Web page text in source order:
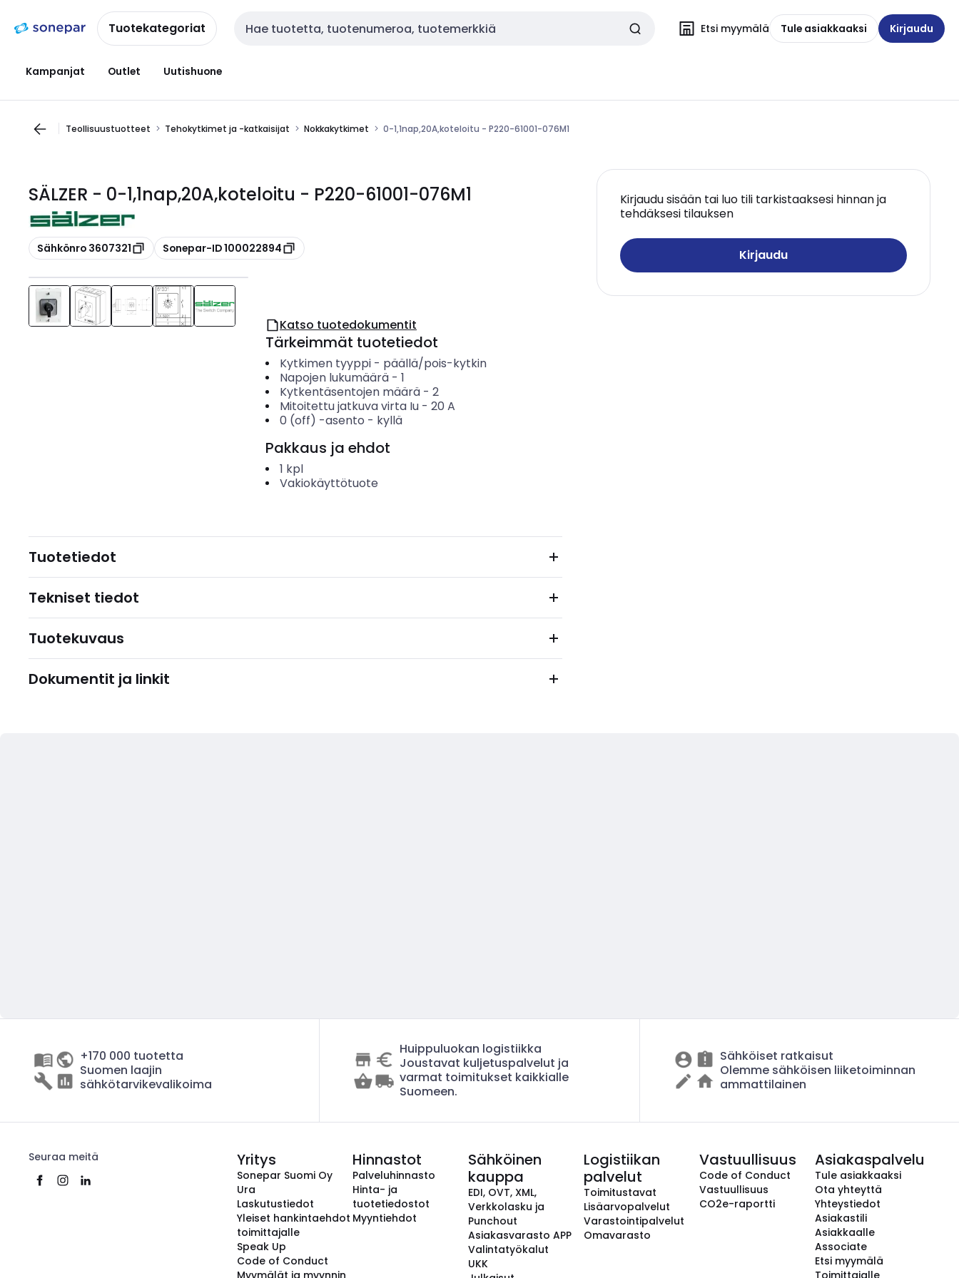
navigointiinsisältöönTuotekategoriat Haku Etsi myymälä Tule asiakkaaksi Kirjaudu
Kampanjat Outlet Uutishuone
Teollisuustuotteet Tehokytkimet ja -katkaisijat Nokkakytkimet 0-1,1nap,20A,koteloitu - P220-61001-076M1
SÄLZER - 0-1,1nap,20A,koteloitu - P220-61001-076M1
Kopioi
Sähkönro 3607321 Kopioi
Sonepar-ID 100022894
Kirjaudu sisään tai luo tili tarkistaaksesi hinnan ja
tehdäksesi tilauksen
Kirjaudu
Katso tuotedokumentit
Tärkeimmät tuotetiedot
Kytkimen tyyppi- päällä/pois-kytkin
Napojen lukumäärä- 1
Kytkentäsentojen määrä- 2
Mitoitettu jatkuva virta Iu- 20 A
0 (off) -asento - kyllä
Pakkaus ja ehdot
1 kpl
Vakiokäyttötuote
Tuotetiedot
Tekniset tiedot
Tuotekuvaus
Dokumentit ja linkit
+170 000 tuotetta
Suomen laajin
sähkötarvikevalikoima
Huippuluokan logistiikka
Joustavat kuljetuspalvelut ja
varmat toimitukset kaikkialle
Suomeen.
Sähköiset ratkaisut
Olemme sähköisen liiketoiminnan
ammattilainen
Seuraa meitä Yritys
Sonepar Suomi Oy
Ura
Laskutustiedot
Yleiset hankintaehdot
toimittajalle
Speak Up
Code of Conduct
Myymälät ja myynnin
Hinnastot
Palveluhinnasto
Hinta- ja
tuotetiedostot
Myyntiehdot
Sähköinen
kauppa
EDI, OVT, XML,
Verkkolasku ja
Punchout
Asiakasvarasto APP
Valintatyökalut
UKK
Logistiikan
palvelut
Toimitustavat
Lisäarvopalvelut
Varastointipalvelut
Omavarasto
Vastuullisuus
Code of Conduct
Vastuullisuus
CO2e-raportti
Asiakaspalvelu
Tule asiakkaaksi
Ota yhteyttä
Yhteystiedot
Asiakastili
Asiakkaalle
Associate
Etsi myymälä
Toimittajalle